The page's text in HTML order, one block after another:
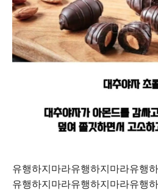
유행하지마라유행하지마라유행
유행하지마라유행하지마라유행